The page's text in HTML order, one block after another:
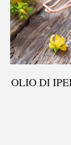
OLIO DI